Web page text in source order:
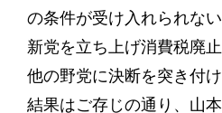
の条件が受け入れられな
新党を立ち上げ消費税廃
他の野党に決断を突き付け
結果はご存じの通り、